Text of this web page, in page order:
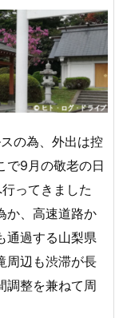
の為、外出は控
で9月の敬老の日
ってきました
か、高速道路か
通過する山梨県
周辺も渋滞が長
調整を兼ねて周